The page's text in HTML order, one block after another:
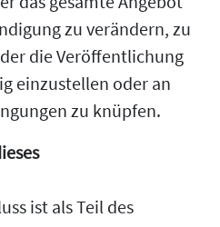
zu verändern, zu
die Veröffentlichung
einzustellen oder an
zu knüpfen.
ist als Teil des